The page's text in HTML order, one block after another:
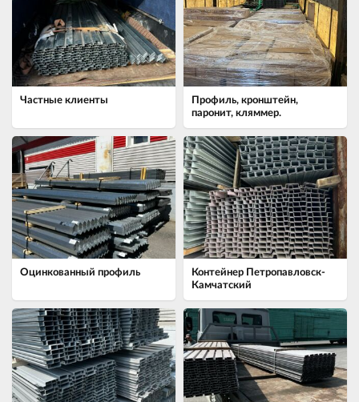
Частные клиенты
Профиль, кронштейн,
паронит, кляммер.
Оцинкованный профиль
Контейнер Петропавловск-
Камчатский